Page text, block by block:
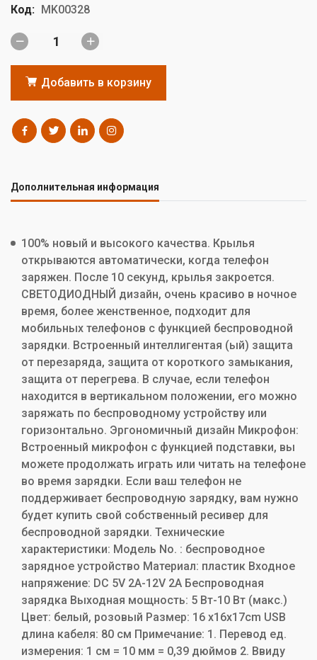
Код: MK00328
Добавить в корзину
Дополнительная информация
100% новый и высокого качества. Крылья
открываются автоматически, когда телефон
заряжен. После 10 секунд, крылья закроется.
СВЕТОДИОДНЫЙ дизайн, очень красиво в ночное
время, более женственное, подходит для
мобильных телефонов с функцией беспроводной
зарядки. Встроенный интеллигентая (ый) защита
от перезаряда, защита от короткого замыкания,
защита от перегрева. В случае, если телефон
находится в вертикальном положении, его можно
заряжать по беспроводному устройству или
горизонтально. Эргономичный дизайн Микрофон:
Встроенный микрофон с функцией подставки, вы
можете продолжать играть или читать на телефоне
во время зарядки. Если ваш телефон не
поддерживает беспроводную зарядку, вам нужно
будет купить свой собственный ресивер для
беспроводной зарядки. Технические
характеристики: Модель No. : беспроводное
зарядное устройство Материал: пластик Входное
напряжение: DC 5V 2A-12V 2A Беспроводная
зарядка Выходная мощность: 5 Вт-10 Вт (макс.)
Цвет: белый, розовый Размер: 16 x16x17cm USB
длина кабеля: 80 см Примечание: 1. Перевод ед.
измерения: 1 см = 10 мм = 0,39 дюймов 2. Ввиду